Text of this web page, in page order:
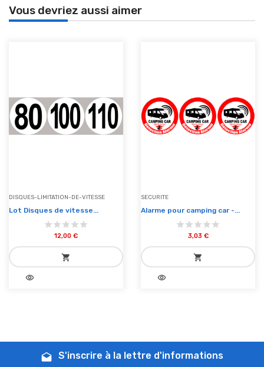
Vous devriez aussi aimer
DISQUES-LIMITATION-DE-VITESSE
Lot Disques de vitesse...
12,00 €
shopping_cart
add_shopping_cartvisibility
SECURITE
Alarme pour camping car -...
3,03 €
shopping_cart
add_shopping_cartvisibility
drafts S'inscrire à la lettre d'informations